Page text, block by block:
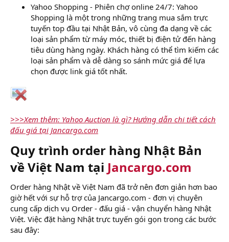
Yahoo Shopping - Phiên chợ online 24/7: Yahoo
Shopping là một trong những trang mua sắm trực
tuyến top đầu tại Nhật Bản, vô cùng đa dạng về các
loại sản phẩm từ máy móc, thiết bị điện tử đến hàng
tiêu dùng hàng ngày. Khách hàng có thể tìm kiếm các
loại sản phẩm và dễ dàng so sánh mức giá để lựa
chọn được link giá tốt nhất.
>>>Xem thêm: Yahoo Auction là gì? Hướng dẫn chi tiết cách
đấu giá tại Jancargo.com
Quy trình order hàng Nhật Bản
về Việt Nam tại Jancargo.com
Order hàng Nhật về Việt Nam đã trở nên đơn giản hơn bao
giờ hết với sự hỗ trợ của Jancargo.com - đơn vị chuyên
cung cấp dịch vụ Order - đấu giá - vận chuyển hàng Nhật
Việt. Việc đặt hàng Nhật trực tuyến gói gọn trong các bước
sau đây: